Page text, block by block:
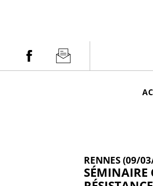
Facebook Newsletter
RENNES (09/
SÉMINAIRE